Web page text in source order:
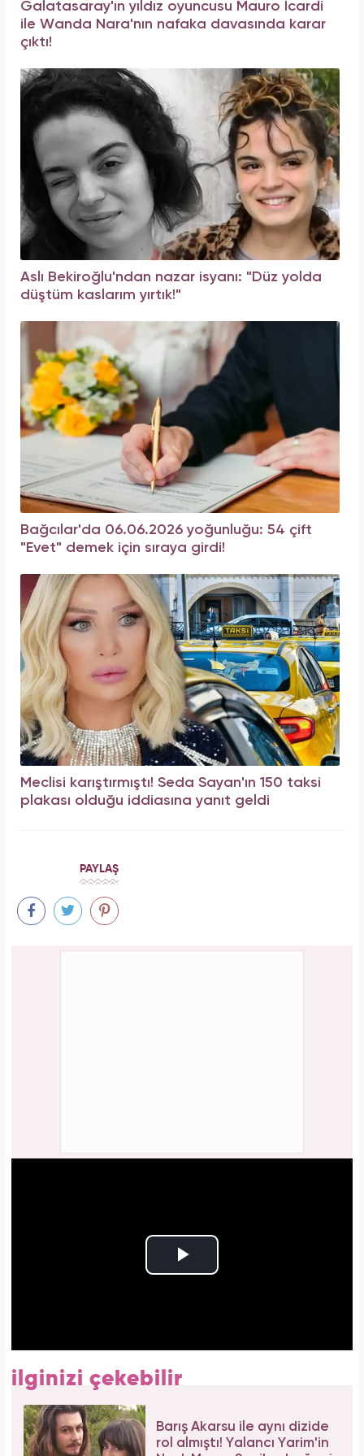
Galatasaray'ın yıldız oyuncusu Mauro Icardi
ile Wanda Nara'nın nafaka davasında karar
çıktı!
Aslı Bekiroğlu'ndan nazar isyanı: "Düz yolda
düştüm kaslarım yırtık!"
Bağcılar'da 06.06.2026 yoğunluğu: 54 çift
"Evet" demek için sıraya girdi!
Meclisi karıştırmıştı! Seda Sayan'ın 150 taksi
plakası olduğu iddiasına yanıt geldi
PAYLAŞ
ilginizi çekebilir
Barış Akarsu ile aynı dizide
rol almıştı! Yalancı Yarim'in